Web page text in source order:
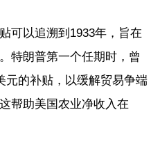
可以追溯到1933年，旨在
特朗普第一个任期时，曾
元的补贴，以缓解贸易争端
帮助美国农业净收入在